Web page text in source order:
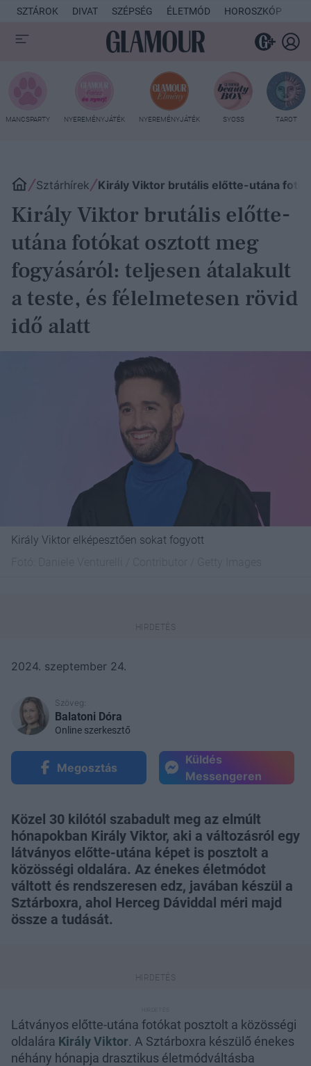
SZTÁROK DIVAT SZÉPSÉG ÉLETMÓD HOROSZKÓP
MANCSPARTY NYEREMÉNYJÁTÉK NYEREMÉNYJÁTÉK SYOSS TAROT
Sztárhírek Király Viktor brutális előtte-utána
Király Viktor brutális előtte-
utána fotókat osztott meg
fogyásáról: teljesen átalakult
a teste, és félelmetesen rövid
idő alatt
Király Viktor elképesztően sokat fogyott
2024. szeptember 24.
Szöveg:
Balatoni Dóra
Online szerkesztő
Megosztás
Küldés
Messengeren
Közel 30 kilótól szabadult meg az elmúlt
hónapokban Király Viktor, aki a változásról egy
látványos előtte-utána képet is posztolt a
közösségi oldalára. Az énekes életmódot
váltott és rendszeresen edz, javában készül a
Sztárboxra, ahol Herceg Dáviddal méri majd
össze a tudását.
Látványos előtte-utána fotókat posztolt a közösségi
oldalára Király Viktor. A Sztárboxra készülő énekes
néhány hónapja drasztikus életmódváltásba